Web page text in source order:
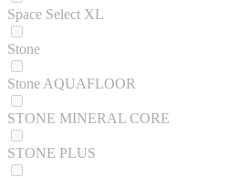
Space Select XL
Stone
Stone AQUAFLOOR
STONE MINERAL CORE
STONE PLUS